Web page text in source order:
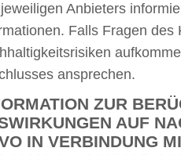
Anbieters
Falls Fragen
ansprechen.
ZUR
AUF
IN VERBINDUNG